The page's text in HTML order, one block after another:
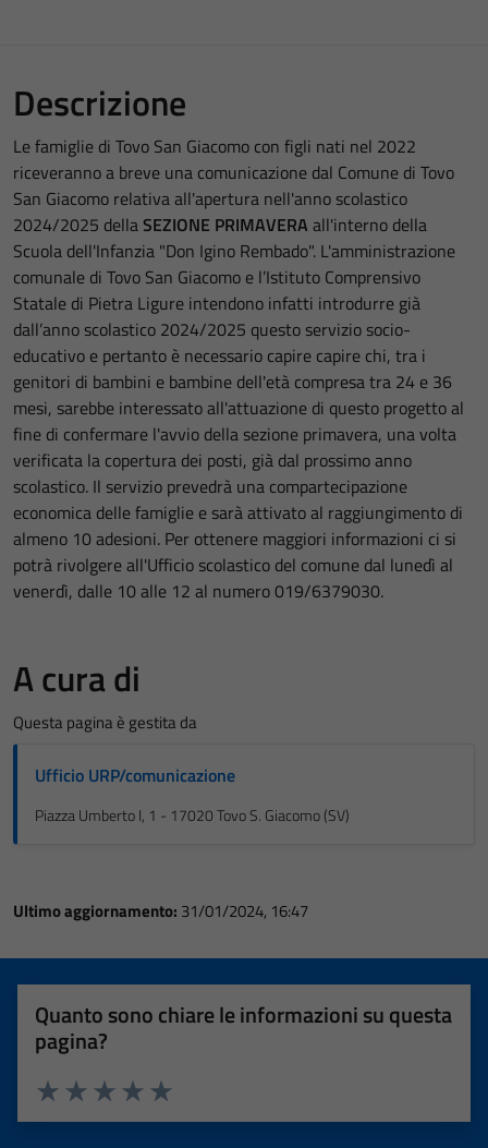
Descrizione
Le famiglie di Tovo San Giacomo con figli nati nel 2022
riceveranno a breve una comunicazione dal Comune di Tovo
San Giacomo relativa all'apertura nell'anno scolastico
2024/2025 dellaSEZIONE PRIMAVERA all'interno della
Scuola dell'Infanzia "Don Igino Rembado". L'amministrazione
comunale di Tovo San Giacomo e l’Istituto Comprensivo
Statale di Pietra Ligure intendono infatti introdurre già
dall’anno scolastico 2024/2025 questo servizio socio-
educativo e pertanto è necessario capire capire chi, tra i
genitori di bambini e bambine dell'età compresa tra 24 e 36
mesi, sarebbe interessato all'attuazione di questo progetto al
fine di confermare l'avvio della sezione primavera, una volta
verificata la copertura dei posti, già dal prossimo anno
scolastico. Il servizio prevedrà una compartecipazione
economica delle famiglie e sarà attivato al raggiungimento di
almeno 10 adesioni. Per ottenere maggiori informazioni ci si
potrà rivolgere all'Ufficio scolastico del comune dal lunedì al
venerdì, dalle 10 alle 12 al numero 019/6379030.
A cura di
Questa pagina è gestita da
Ufficio URP/comunicazione
Piazza Umberto I, 1 - 17020 Tovo S. Giacomo (SV)
Ultimo aggiornamento: 31/01/2024, 16:47
Quanto sono chiare le informazioni su questa
pagina?
Valuta 5 stelle su 5
Valuta 4 stelle su 5
Valuta 3 stelle su 5
Valuta 2 stelle su 5
Valuta 1 stelle su 5